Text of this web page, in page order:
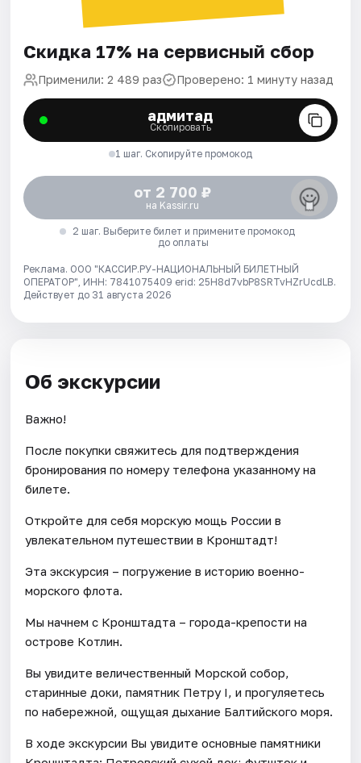
Скидка 17% на сервисный сбор
Применили: 2 489 раз Проверено: 1 минуту назад
адмитад
Скопировать
1 шаг. Скопируйте промокод
от 2 700 ₽
на Kassir.ru
2 шаг. Выберите билет и примените промокод
до оплаты
Реклама. ООО "КАССИР.РУ-НАЦИОНАЛЬНЫЙ БИЛЕТНЫЙ
ОПЕРАТОР", ИНН: 7841075409 erid: 25H8d7vbP8SRTvHZrUcdLB.
Действует до 31 августа 2026
Об экскурсии
Важно!
После покупки свяжитесь для подтверждения
бронирования по номеру телефона указанному на
билете.
Откройте для себя морскую мощь России в
увлекательном путешествии в Кронштадт!
Эта экскурсия – погружение в историю военно-
морского флота.
Мы начнем с Кронштадта – города-крепости на
острове Котлин.
Вы увидите величественный Морской собор,
старинные доки, памятник Петру I, и прогуляетесь
по набережной, ощущая дыхание Балтийского моря.
В ходе экскурсии Вы увидите основные памятники